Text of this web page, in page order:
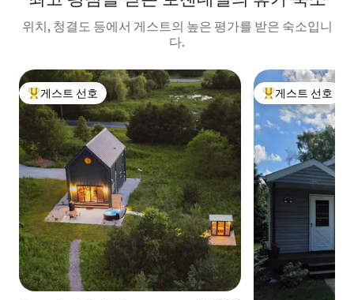
위치, 청결도 등에서 게스트의 높은 평가를 받은 숙소입니
다.
상위 게스트 선호
게스트 선호 상위 게스트 선호
게스트 선호